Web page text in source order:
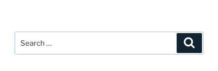
for: